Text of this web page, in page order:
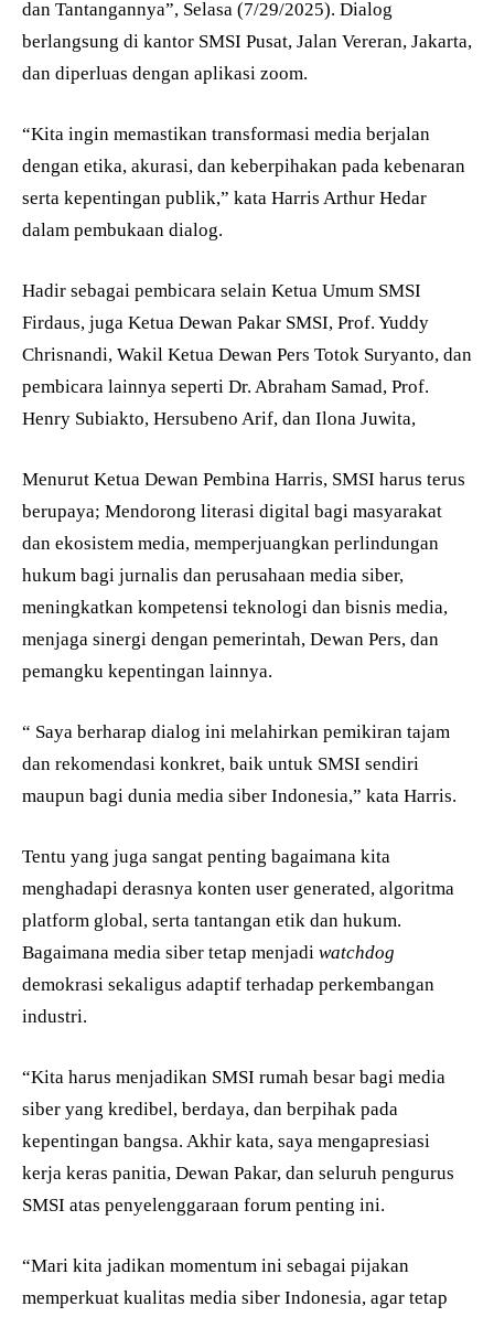
dan Tantangannya”, Selasa (7/29/2025). Dialog
berlangsung di kantor SMSI Pusat, Jalan Vereran, Jakarta,
dan diperluas dengan aplikasi zoom.
“Kita ingin memastikan transformasi media berjalan
dengan etika, akurasi, dan keberpihakan pada kebenaran
serta kepentingan publik,” kata Harris Arthur Hedar
dalam pembukaan dialog.
Hadir sebagai pembicara selain Ketua Umum SMSI
Firdaus, juga Ketua Dewan Pakar SMSI, Prof. Yuddy
Chrisnandi, Wakil Ketua Dewan Pers Totok Suryanto, dan
pembicara lainnya seperti Dr. Abraham Samad, Prof.
Henry Subiakto, Hersubeno Arif, dan Ilona Juwita,
Menurut Ketua Dewan Pembina Harris, SMSI harus terus
berupaya; Mendorong literasi digital bagi masyarakat
dan ekosistem media, memperjuangkan perlindungan
hukum bagi jurnalis dan perusahaan media siber,
meningkatkan kompetensi teknologi dan bisnis media,
menjaga sinergi dengan pemerintah, Dewan Pers, dan
pemangku kepentingan lainnya.
“ Saya berharap dialog ini melahirkan pemikiran tajam
dan rekomendasi konkret, baik untuk SMSI sendiri
maupun bagi dunia media siber Indonesia,” kata Harris.
Tentu yang juga sangat penting bagaimana kita
menghadapi derasnya konten user generated, algoritma
platform global, serta tantangan etik dan hukum.
Bagaimana media siber tetap menjadi watchdog
demokrasi sekaligus adaptif terhadap perkembangan
industri.
“Kita harus menjadikan SMSI rumah besar bagi media
siber yang kredibel, berdaya, dan berpihak pada
kepentingan bangsa. Akhir kata, saya mengapresiasi
kerja keras panitia, Dewan Pakar, dan seluruh pengurus
SMSI atas penyelenggaraan forum penting ini.
“Mari kita jadikan momentum ini sebagai pijakan
memperkuat kualitas media siber Indonesia, agar tetap